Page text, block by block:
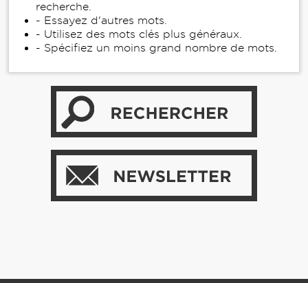
recherche.
- Essayez d'autres mots.
- Utilisez des mots clés plus généraux.
- Spécifiez un moins grand nombre de mots.